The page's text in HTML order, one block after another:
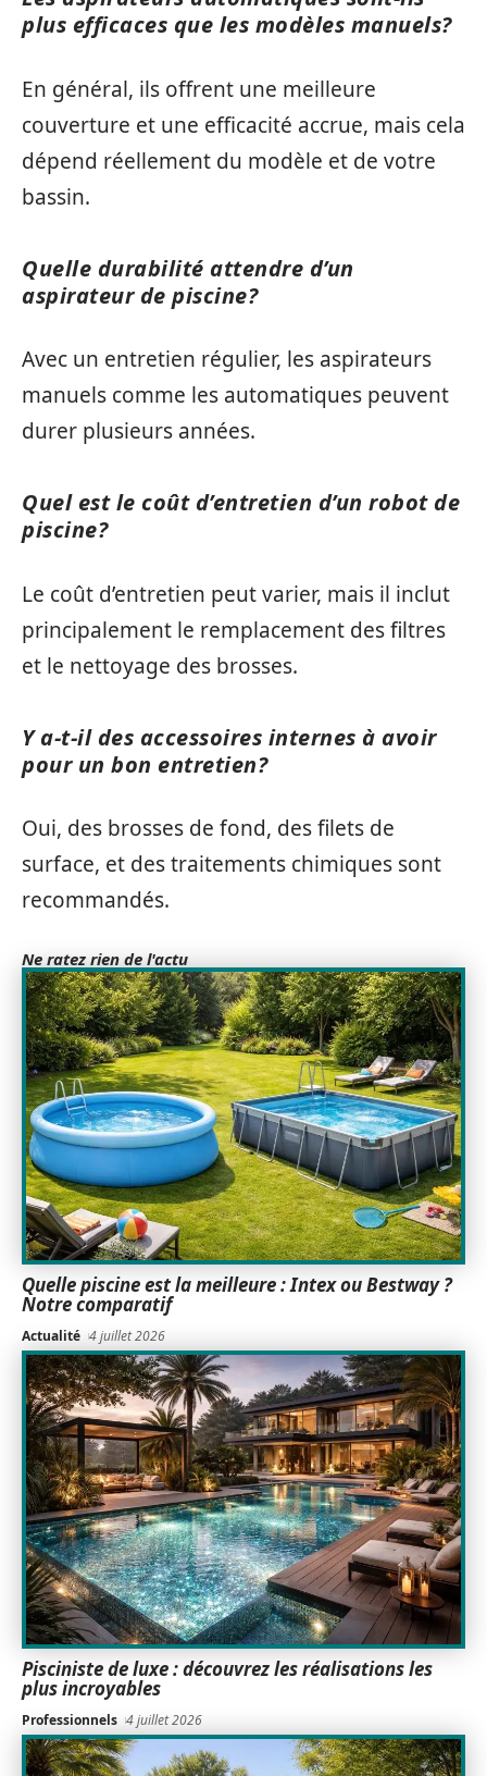
plus efficaces que les modèles manuels?
En général, ils offrent une meilleure
couverture et une efficacité accrue, mais cela
dépend réellement du modèle et de votre
bassin.
Quelle durabilité attendre d’un
aspirateur de piscine?
Avec un entretien régulier, les aspirateurs
manuels comme les automatiques peuvent
durer plusieurs années.
Quel est le coût d’entretien d’un robot de
piscine?
Le coût d’entretien peut varier, mais il inclut
principalement le remplacement des filtres
et le nettoyage des brosses.
Y a-t-il des accessoires internes à avoir
pour un bon entretien?
Oui, des brosses de fond, des filets de
surface, et des traitements chimiques sont
recommandés.
Ne ratez rien de l'actu
Quelle piscine est la meilleure : Intex ou Bestway ?
Notre comparatif
Actualité 4 juillet 2026
Pisciniste de luxe : découvrez les réalisations les
plus incroyables
Professionnels 4 juillet 2026